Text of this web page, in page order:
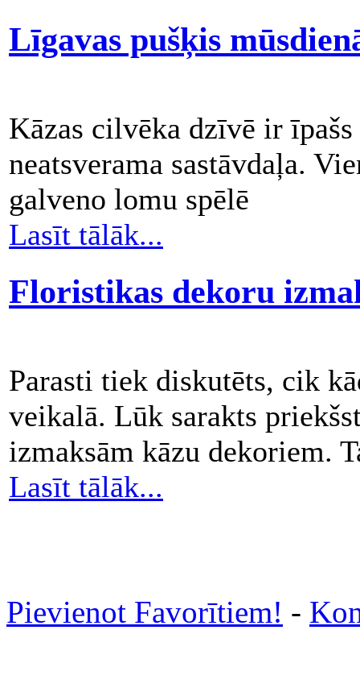
Līgavas pušķis
Kāzas cilvēka dzīvē ir
neatsverama sastāvdaļa.
galveno lomu spēlē
Lasīt tālāk...
Floristikas dekoru
Parasti tiek diskutēts, cik
veikalā. Lūk sarakts
izmaksām kāzu dekoriem.
Lasīt tālāk...
Pievienot Favorītiem! -